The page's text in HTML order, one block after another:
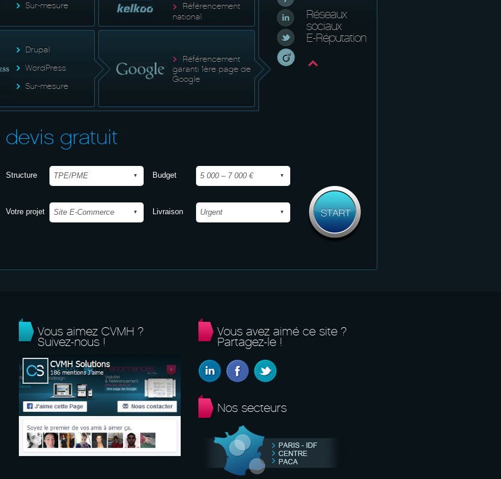
Sur-mesure
Référencement
national
Drupal
WordPress
Sur-mesure
Référencement
garanti 1ère page de
Google
Réseaux
sociaux
E-Réputation
devis gratuit
Structure Budget
Votre projet Livraison
Vous aimez CVMH ?
Suivez-nous !
Vous avez aimé ce site ?
Partagez-le !
Nos secteurs